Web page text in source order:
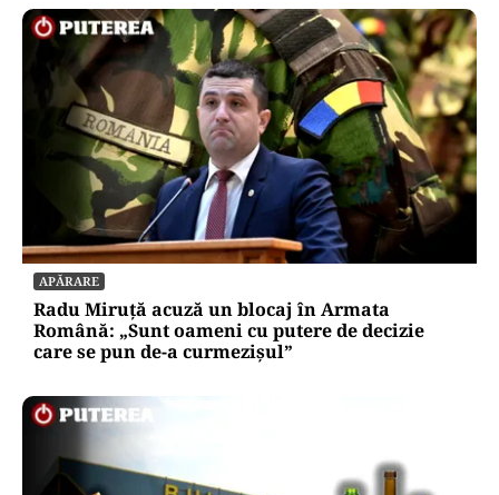
APĂRARE
Radu Miruță acuză un blocaj în Armata
Română: „Sunt oameni cu putere de decizie
care se pun de-a curmezișul”